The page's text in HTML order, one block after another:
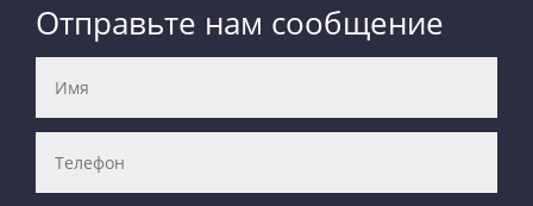
Отправьте нам сообщение